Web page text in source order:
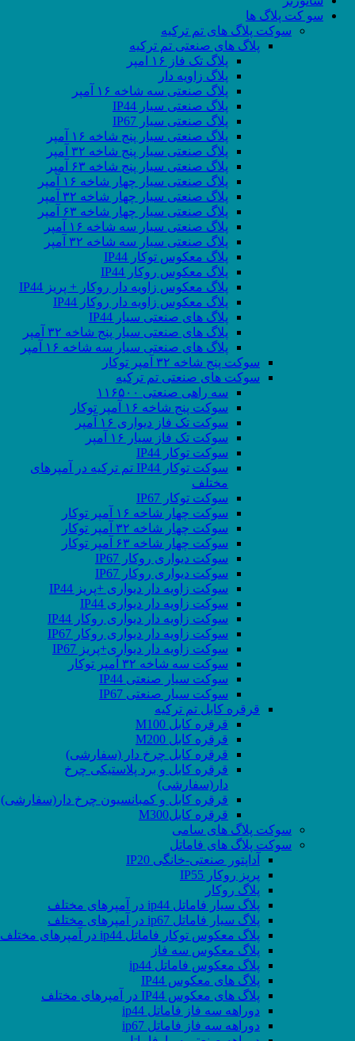
سو کت پلاگ ها
سوکت پلاگ های تم ترکیه
پلاگ های صنعتی تم ترکیه
پلاگ تک فاز ۱۶ امپر
پلاگ زاویه دار
پلاگ صنعتی سه شاخه ۱۶ آمپر
پلاگ صنعتی سیار IP44
پلاگ صنعتی سیار IP67
پلاگ صنعتی سیار پنج شاخه ۱۶ آمپر
پلاگ صنعتی سیار پنج شاخه ۳۲ آمپر
پلاگ صنعتی سیار پنج شاخه ۶۳ آمپر
پلاگ صنعتی سیار چهار شاخه ۱۶ آمپر
پلاگ صنعتی سیار چهار شاخه ۳۲ آمپر
پلاگ صنعتی سیار چهار شاخه ۶۳ آمپر
پلاگ صنعتی سیار سه شاخه ۱۶ آمپر
پلاگ صنعتی سیار سه شاخه ۳۲ آمپر
پلاگ معکوس توکار IP44
پلاگ معکوس روکار IP44
پلاگ معکوس زاویه دار روکار + پریز IP44
پلاگ معکوس زاویه دار روکار IP44
پلاگ های صنعتی سیار IP44
پلاگ های صنعتی سیار پنج شاخه ۳۲ آمپر
پلاگ های صنعتی سیار سه شاخه ۱۶ آمپر
سوکت پنج شاخه ۳۲ آمپر توکار
سوکت های صنعتی تم ترکیه
سه راهی صنعتی ۱۱۶۵۰۰
سوکت پنج شاخه ۱۶ آمپر توکار
سوکت تک فاز دیواری ۱۶ آمپر
سوکت تک فاز سیار ۱۶ آمپر
سوکت توکار IP44
سوکت توکار IP44 تم ترکیه در آمپرهای
مختلف
سوکت توکار IP67
سوکت چهار شاخه ۱۶ آمپر توکار
سوکت چهار شاخه ۳۲ آمپر توکار
سوکت چهار شاخه ۶۳ آمپر توکار
سوکت دیواری روکار IP67
سوکت دیواری روکار IP67
سوکت زاویه دار دیواری +پریز IP44
سوکت زاویه دار دیواری IP44
سوکت زاویه دار دیواری روکار IP44
سوکت زاویه دار دیواری روکار IP67
سوکت زاویه دار دیواری+پریز IP67
سوکت سه شاخه ۳۲ آمپر توکار
سوکت سیار صنعتی IP44
سوکت سیار صنعتی IP67
قرقره کابل تم ترکیه
قرقره کابل M100
قرقره کابل M200
قرقره کابل چرخ دار (سفارشی)
قرقره کابل و برد پلاستیکی چرخ
دار(سفارشی)
قرقره کابل و کمبانسیون چرخ دار(سفارشی)
قرقره کابلM300
سوکت پلاگ های سامی
سوکت پلاگ های فاماتل
آداپتور صنعتی-خانگی IP20
پریز روکار IP55
پلاگ روکار
پلاگ سیار فاماتل ip44 در آمپرهای مختلف
پلاگ سیار فاماتل ip67 در آمپرهای مختلف
پلاگ معکوس توکار فاماتل ip44 در آمپرهای مختلف
پلاگ معکوس سه فاز
پلاگ معکوس فاماتل ip44
پلاگ های معکوس IP44
پلاگ های معکوس IP44 در آمپرهای مختلف
دوراهه سه فاز فاماتل ip44
دوراهه سه فاز فاماتل ip67